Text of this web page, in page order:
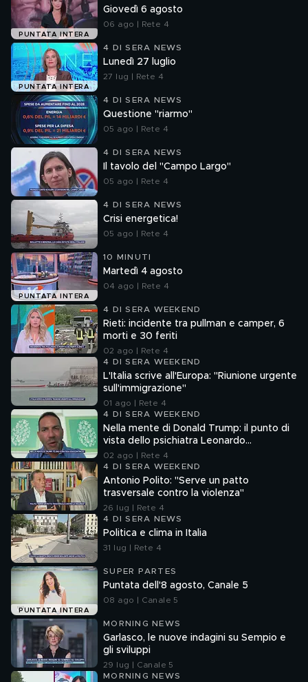
PUNTATA INTERA
Giovedì 6 agosto
06 ago | Rete 4
PUNTATA INTERA
4 DI SERA NEWS
Lunedì 27 luglio
27 lug | Rete 4
4 DI SERA NEWS
Questione "riarmo"
05 ago | Rete 4
4 DI SERA NEWS
Il tavolo del "Campo Largo"
05 ago | Rete 4
4 DI SERA NEWS
Crisi energetica!
05 ago | Rete 4
PUNTATA INTERA
10 MINUTI
Martedì 4 agosto
04 ago | Rete 4
4 DI SERA WEEKEND
Rieti: incidente tra pullman e camper, 6
morti e 30 feriti
02 ago | Rete 4
4 DI SERA WEEKEND
L'Italia scrive all'Europa: "Riunione urgente
sull'immigrazione"
01 ago | Rete 4
4 DI SERA WEEKEND
Nella mente di Donald Trump: il punto di
vista dello psichiatra Leonardo
Mendolicchio
02 ago | Rete 4
4 DI SERA WEEKEND
Antonio Polito: "Serve un patto
trasversale contro la violenza"
26 lug | Rete 4
4 DI SERA NEWS
Politica e clima in Italia
31 lug | Rete 4
PUNTATA INTERA
SUPER PARTES
Puntata dell'8 agosto, Canale 5
08 ago | Canale 5
MORNING NEWS
Garlasco, le nuove indagini su Sempio e
gli sviluppi
29 lug | Canale 5
MORNING NEWS